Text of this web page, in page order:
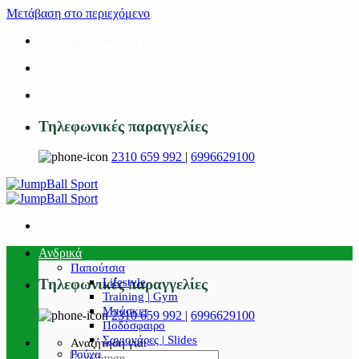
Μετάβαση στο περιεχόμενο
Τηλεφωνικές παραγγελίες
2310 659 992 | 6996629100
Τηλεφωνικές παραγγελίες
2310 659 992 | 6996629100
Αναζήτηση για:
Ανδρικά
Παπούτσια
Lifestyle
Training | Gym
Μπάσκετ
Ποδόσφαιρο
Σαγιονάρες | Slides
Ρούχα